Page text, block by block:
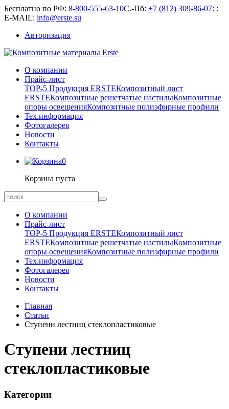
Бесплатно по РФ: 8-800-555-63-10С.-Пб: +7 (812) 309-86-07: :
E-MAIL: info@erste.su
Авторизация
О компании
Прайс-лист
TOP-5 Продукция ERSTEКомпозитный лист
ERSTEКомпозитные решетчатые настилыКомпозитные
опоры освещенияКомпозитные полиэфирные профили
Тех.информация
Фотогалерея
Новости
Контакты
0
Корзина пуста
О компании
Прайс-лист
TOP-5 Продукция ERSTEКомпозитный лист
ERSTEКомпозитные решетчатые настилыКомпозитные
опоры освещенияКомпозитные полиэфирные профили
Тех.информация
Фотогалерея
Новости
Контакты
Главная
Статьи
Ступени лестниц стеклопластиковые
Ступени лестниц
стеклопластиковые
Категории